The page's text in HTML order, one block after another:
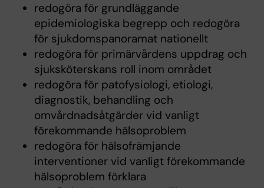
redogöra för grundläggande
epidemiologiska begrepp och redogöra
för sjukdomspanoramat nationellt
redogöra för primärvårdens uppdrag och
sjuksköterskans roll inom området
redogöra för patofysiologi, etiologi,
diagnostik, behandling och
omvårdnadsåtgärder vid vanligt
förekommande hälsoproblem
redogöra för hälsofrämjande
interventioner vid vanligt förekommande
hälsoproblem förklara